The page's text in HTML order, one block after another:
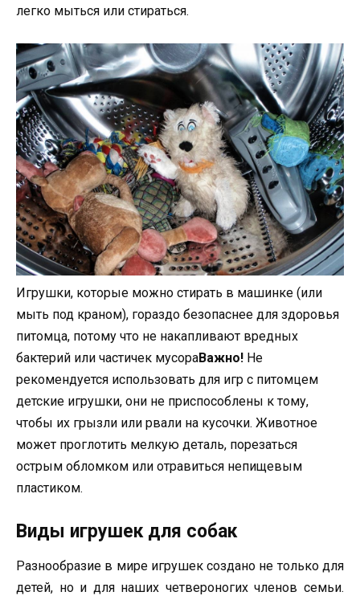
легко мыться или стираться.
Игрушки, которые можно стирать в машинке (или
мыть под краном), гораздо безопаснее для здоровья
питомца, потому что не накапливают вредных
бактерий или частичек мусораВажно! Не
рекомендуется использовать для игр с питомцем
детские игрушки, они не приспособлены к тому,
чтобы их грызли или рвали на кусочки. Животное
может проглотить мелкую деталь, порезаться
острым обломком или отравиться непищевым
пластиком.
Виды игрушек для собак
Разнообразие в мире игрушек создано не только для
детей, но и для наших четвероногих членов семьи.